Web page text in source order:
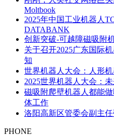
Moltbook
2025年中国工业机器人
DATABANK
创新突破-可越障磁吸附
关于召开2025广东国际
知
世界机器人大会：人形
2025世界机器人大会：
磁吸附爬壁机器人都能
体工作
洛阳高新区管委会副主
PHONE